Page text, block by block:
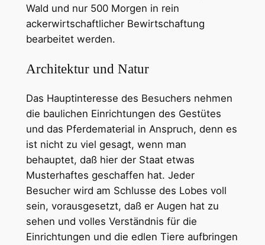
Wald und nur 500 Morgen in rein
ackerwirtschaftlicher Bewirtschaftung
bearbeitet werden.
Architektur und Natur
Das Hauptinteresse des Besuchers nehmen
die baulichen Einrichtungen des Gestütes
und das Pferdematerial in Anspruch, denn es
ist nicht zu viel gesagt, wenn man
behauptet, daß hier der Staat etwas
Musterhaftes geschaffen hat. Jeder
Besucher wird am Schlusse des Lobes voll
sein, vorausgesetzt, daß er Augen hat zu
sehen und volles Verständnis für die
Einrichtungen und die edlen Tiere aufbringen